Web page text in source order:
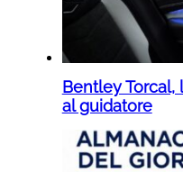
Bentley
al guidatore